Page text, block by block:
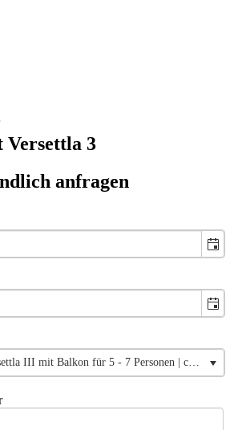
Versettla 3
anfragen
Appartement Versettla III mit Balkon für 5 - 7 Personen | ca. 100 m²